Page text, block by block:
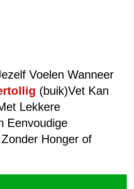
Voelen Wanneer
(buik)Vet Kan
Lekkere
Eenvoudige
Honger of